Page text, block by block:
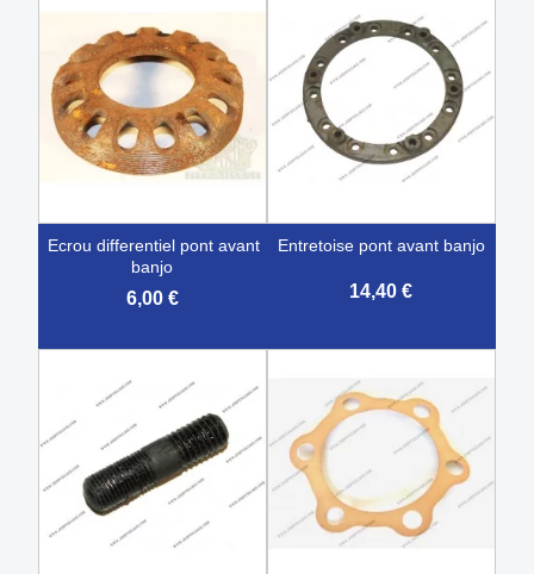
ecrou differentiel pont avant
banjo
6,00 €
entretoise pont avant banjo
14,40 €